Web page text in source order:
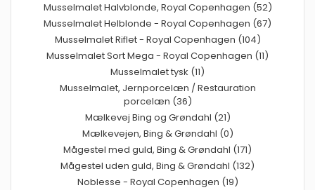
Musselmalet Halvblonde, Royal Copenhagen (52)
Musselmalet Helblonde - Royal Copenhagen (67)
Musselmalet Riflet - Royal Copenhagen (104)
Musselmalet Sort Mega - Royal Copenhagen (11)
Musselmalet tysk (11)
Musselmalet, Jernporcelæn / Restauration
porcelæn (36)
Mælkevej Bing og Grøndahl (21)
Mælkevejen, Bing & Grøndahl (0)
Mågestel med guld, Bing & Grøndahl (171)
Mågestel uden guld, Bing & Grøndahl (132)
Noblesse - Royal Copenhagen (19)